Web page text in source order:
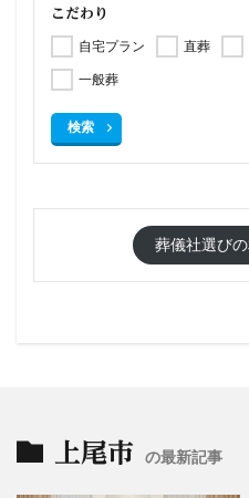
こだわり
自宅プラン 直葬
一般葬
検索
葬儀社選び
上尾市 の最新記事